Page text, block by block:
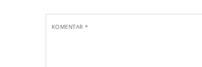
KOMENTAR*